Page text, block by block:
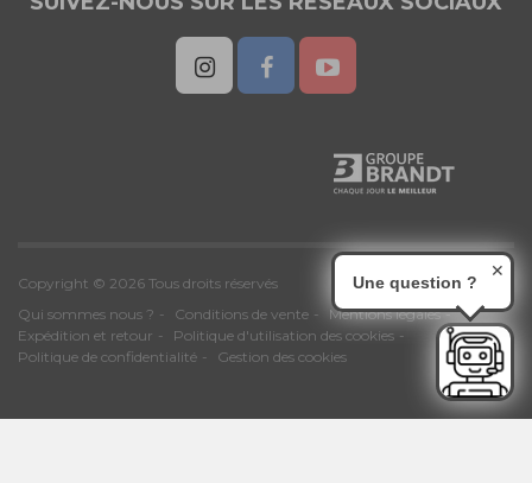
Copyright © 2026 Tous droits réservés
Qui sommes nous ?
Conditions de vente
Mentions légales
Expédition et retour
Politique d'utilisation des cookies
Politique de confidentialité
Gestion des cookies
Une question ?
✕